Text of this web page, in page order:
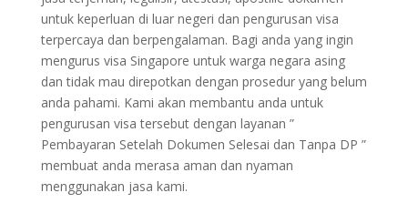
untuk keperluan di luar negeri dan pengurusan visa
terpercaya dan berpengalaman. Bagi anda yang ingin
mengurus visa Singapore untuk warga negara asing
dan tidak mau direpotkan dengan prosedur yang belum
anda pahami. Kami akan membantu anda untuk
pengurusan visa tersebut dengan layanan ”
Pembayaran Setelah Dokumen Selesai dan Tanpa DP ”
membuat anda merasa aman dan nyaman
menggunakan jasa kami.